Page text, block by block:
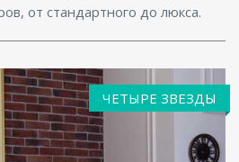
от стандартного до люкса.
ЧЕТЫРЕ ЗВЕЗДЫ